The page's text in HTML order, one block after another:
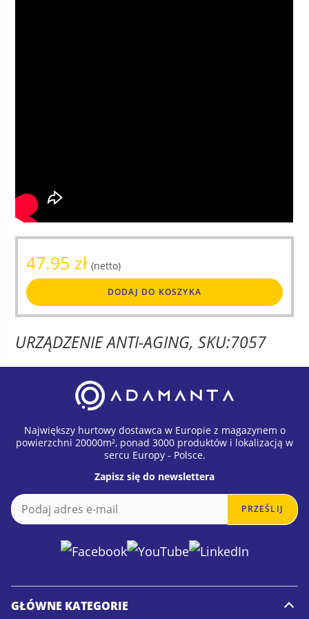
47.95 zł (netto)
DODAJ DO KOSZYKA
URZĄDZENIE ANTI-AGING, SKU:7057
Największy hurtowy dostawca w Europie z magazynem o
powierzchni 20000m², ponad 3000 produktów i lokalizacją w
sercu Europy - Polsce.
Zapisz się do newslettera
a
i
l
E
m
PRZEŚLIJ
GŁÓWNE KATEGORIE